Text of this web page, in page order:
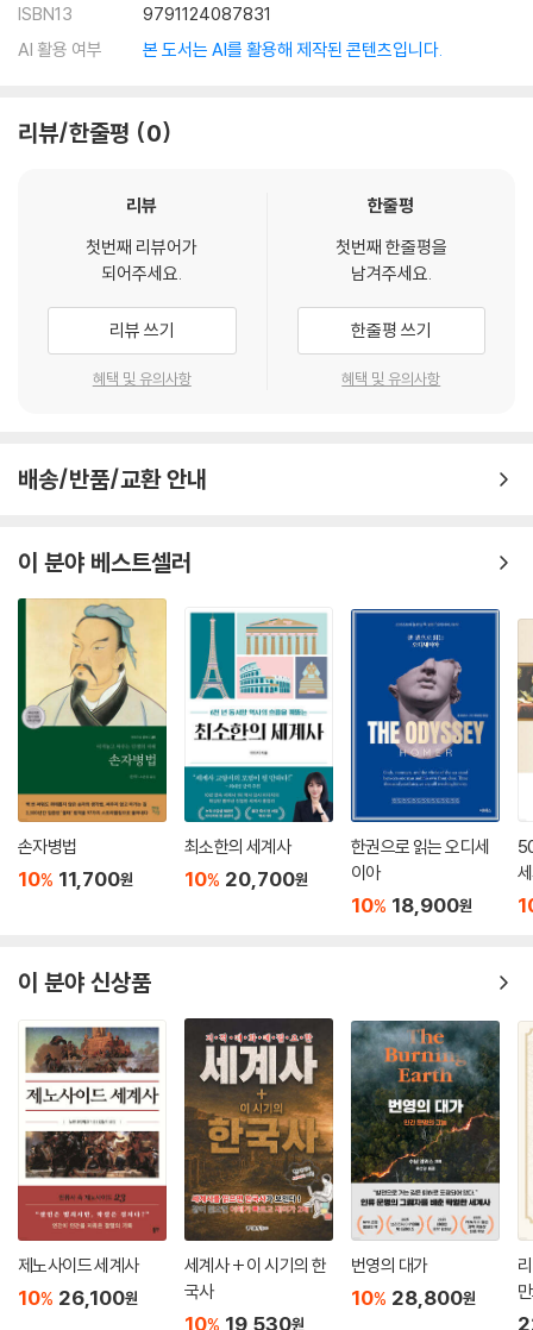
ISBN13
9791124087831
AI 활용 여부
본 도서는 AI를 활용해 제작된 콘텐츠입니다.
리뷰/한줄평 0
리뷰
첫번째 리뷰어가
되어주세요.
리뷰 쓰기
혜택 및 유의사항
한줄평
첫번째 한줄평을
남겨주세요.
한줄평 쓰기
혜택 및 유의사항
배송/반품/교환 안내
이 분야 베스트셀러
손자병법
10% 11,700원
최소한의 세계사
10% 20,700원
한권으로 읽는 오디세
이아
10% 18,900원
이 분야 신상품
제노사이드 세계사
10% 26,100원
세계사 + 이 시기의 한
국사
10% 19,530원
번영의 대가
10% 28,800원